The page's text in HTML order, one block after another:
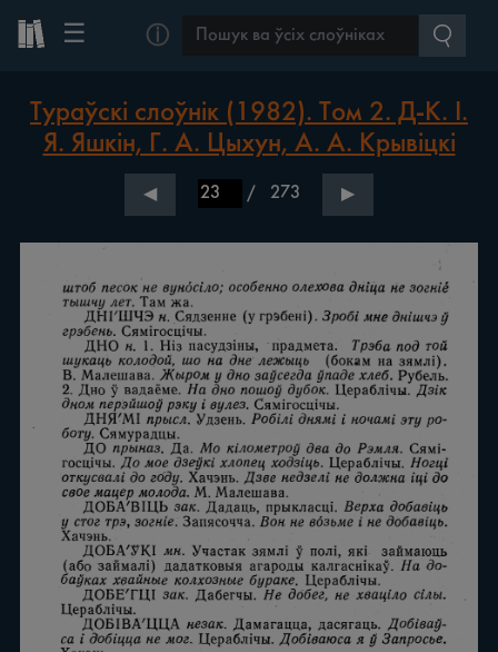
☰ ⓘ
Тураўскі слоўнік (1982). Том 2. Д-К. І.
Я. Яшкін, Г. А. Цыхун, А. А. Крывіцкі
◀ / 273 ▶